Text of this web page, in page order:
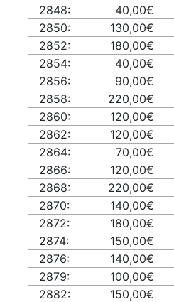
2848:
40,00€
2850:
130,00€
2852:
180,00€
2854:
40,00€
2856:
90,00€
2858:
220,00€
2860:
120,00€
2862:
120,00€
2864:
70,00€
2866:
120,00€
2868:
220,00€
2870:
140,00€
2872:
180,00€
2874:
150,00€
2876:
140,00€
2879:
100,00€
2882:
150,00€